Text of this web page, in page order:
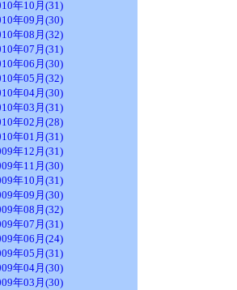
年10月(31)
年09月(30)
年08月(32)
年07月(31)
年06月(30)
年05月(32)
年04月(30)
年03月(31)
年02月(28)
年01月(31)
年12月(31)
年11月(30)
年10月(31)
年09月(30)
年08月(32)
年07月(31)
年06月(24)
年05月(31)
年04月(30)
年03月(30)